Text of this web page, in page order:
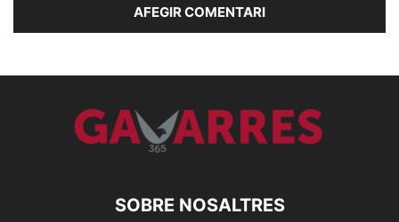
SOBRE NOSALTRES